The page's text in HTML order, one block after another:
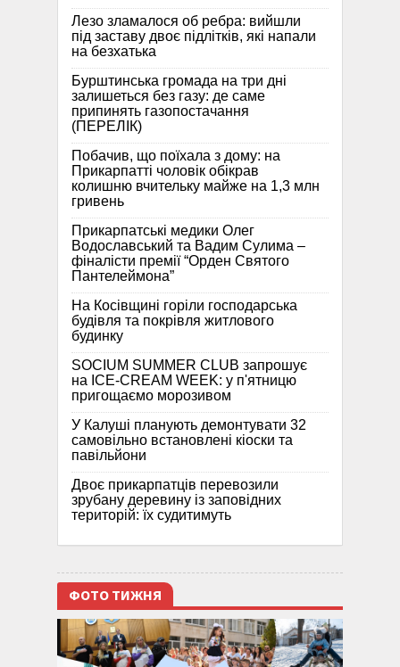
Лезо зламалося об ребра: вийшли
під заставу двоє підлітків, які напали
на безхатька
Бурштинська громада на три дні
залишеться без газу: де саме
припинять газопостачання
(ПЕРЕЛІК)
Побачив, що поїхала з дому: на
Прикарпатті чоловік обікрав
колишню вчительку майже на 1,3 млн
гривень
Прикарпатські медики Олег
Водославський та Вадим Сулима –
фіналісти премії “Орден Святого
Пантелеймона”
На Косівщині горіли господарська
будівля та покрівля житлового
будинку
SOCIUM SUMMER CLUB запрошує
на ICE-CREAM WEEK: у п'ятницю
пригощаємо морозивом
У Калуші планують демонтувати 32
самовільно встановлені кіоски та
павільйони
Двоє прикарпатців перевозили
зрубану деревину із заповідних
територій: їх судитимуть
ФОТО ТИЖНЯ